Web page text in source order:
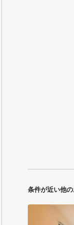
条件が近い他